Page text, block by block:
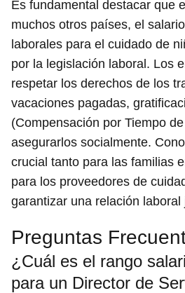
Es fundamental destacar que
muchos otros países, el
laborales para el cuidado de
por la legislación laboral. Los
respetar los derechos de los
vacaciones pagadas,
(Compensación por Tiempo
asegurarlos socialmente.
crucial tanto para las familias
para los proveedores de
garantizar una relación
Preguntas
¿Cuál es el rango
para un Director de